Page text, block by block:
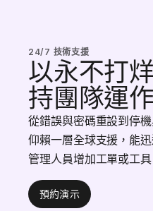
24/7 技術支援
以永不打
持團隊運作
從錯誤與密碼重設到停
仰賴一層全球支援，能
管理人員增加工單或工具
預約演示